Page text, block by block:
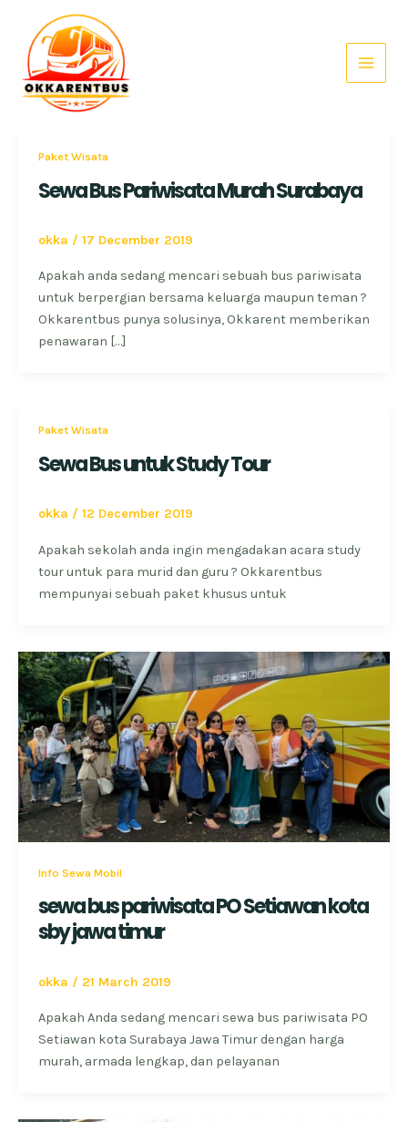
content
Menu
Paket Wisata
Sewa Bus Pariwisata Murah Surabaya
okka / 17 December 2019
Apakah anda sedang mencari sebuah bus pariwisata
untuk berpergian bersama keluarga maupun teman ?
Okkarentbus punya solusinya, Okkarent memberikan
penawaran […]
Paket Wisata
Sewa Bus untuk Study Tour
okka / 12 December 2019
Apakah sekolah anda ingin mengadakan acara study
tour untuk para murid dan guru ? Okkarentbus
mempunyai sebuah paket khusus untuk
Info Sewa Mobil
sewa bus pariwisata PO Setiawan kota
sby jawa timur
okka / 21 March 2019
Apakah Anda sedang mencari sewa bus pariwisata PO
Setiawan kota Surabaya Jawa Timur dengan harga
murah, armada lengkap, dan pelayanan